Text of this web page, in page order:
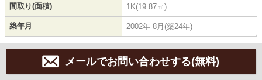
間取り(面積) 1K(19.87㎡)
築年月 2002年 8月(築24年)
メールでお問い合わせする(無料)